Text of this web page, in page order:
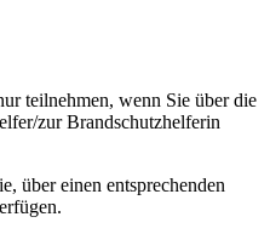
teilnehmen, wenn Sie über die
zur Brandschutzhelferin
über einen entsprechenden